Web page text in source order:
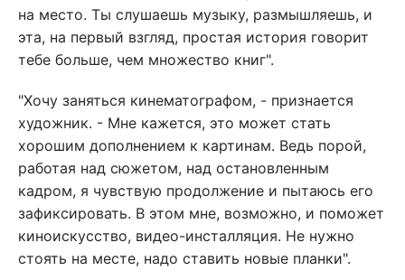
на место. Ты слушаешь музыку, размышляешь, и
эта, на первый взгляд, простая история говорит
тебе больше, чем множество книг".
"Хочу заняться кинематографом, - признается
художник. - Мне кажется, это может стать
хорошим дополнением к картинам. Ведь порой,
работая над сюжетом, над остановленным
кадром, я чувствую продолжение и пытаюсь его
зафиксировать. В этом мне, возможно, и поможет
киноискусство, видео-инсталляция. Не нужно
стоять на месте, надо ставить новые планки".